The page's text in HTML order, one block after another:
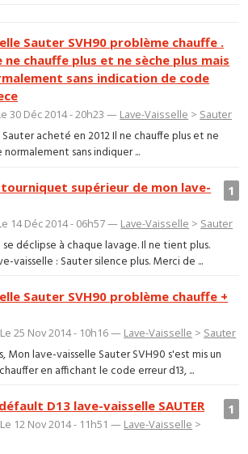
Sauter SVH90 problème chauffe .
ne chauffe plus et ne sèche plus mais
sans indication de code
30 Déc 2014 - 20h23 — Lave-Vaisselle > Sauter
acheté en 2012 Il ne chauffe plus et ne
sans indiquer ...
1
tourniquet supérieur de mon lave-
14 Déc 2014 - 06h57 — Lave-Vaisselle > Sauter
déclipse à chaque lavage. Il ne tient plus.
vaisselle : Sauter silence plus. Merci de ...
Sauter SVH90 problème chauffe +
25 Nov 2014 - 10h16 — Lave-Vaisselle > Sauter
Mon lave-vaisselle Sauter SVH90 s'est mis un
en affichant le code erreur d13, ...
1
D13 lave-vaisselle SAUTER
12 Nov 2014 - 11h51 — Lave-Vaisselle >